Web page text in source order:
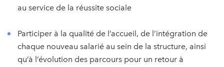
au service de la réussite sociale
Participer à la qualité de l’accueil, de l’intégration de
chaque nouveau salarié au sein de la structure, ainsi
qu’à l’évolution des parcours pour un retour à